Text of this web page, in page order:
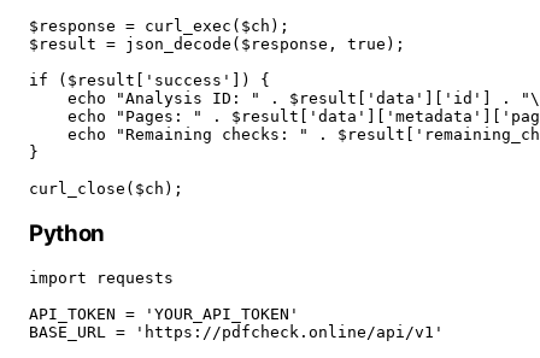
$response = curl_exec($ch);
$result = json_decode($response, true);
if ($result['success']) {
echo "Analysis ID: " . $result['data']['id'] .
echo "Pages: " .
echo "Remaining checks: " .
}
curl_close($ch);
Python
import requests
API_TOKEN = 'YOUR_API_TOKEN'
BASE_URL = 'https://pdfcheck.online/api/v1'